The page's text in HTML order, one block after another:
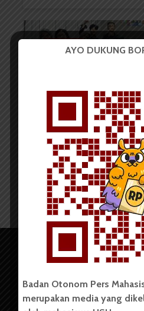
KATALOGI
“Kampanye Iklim
Redaksi 22 April 2026
AYO DUKUNG
Badan Otonom Pers
merupakan media yang